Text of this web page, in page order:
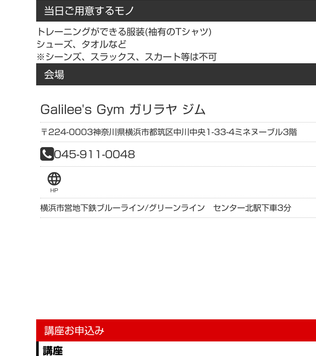
当日ご用意するモノ
トレーニングができる服装(袖有のTシャツ)
シューズ、タオルなど
※シーンズ、スラックス、スカート等は不可
会場
Galilee's Gym ガリラヤ ジム
〒224-0003神奈川県横浜市都筑区中川中央1-33-4ミネヌーブル3階
045-911-0048
language
HP
横浜市営地下鉄ブルーライン/グリーンライン センター北駅下車3分
講座お申込み
講座